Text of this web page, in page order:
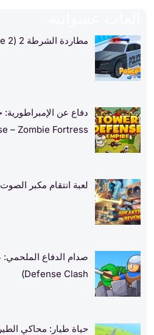
مطاردة الشرطة 2 (Police Chase 2)
– Zombie Fortress)
لعبة انتقام مكبر
Defense Clash)